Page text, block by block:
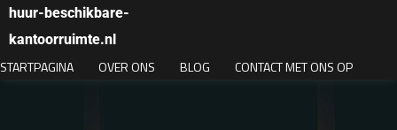
huur-beschikbare-
kantoorruimte.nl
STARTPAGINA OVER ONS BLOG CONTACT MET ONS OP